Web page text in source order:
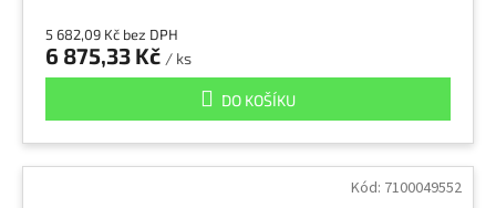
5 682,09 Kč bez DPH
6 875,33 Kč / ks
DO KOŠÍKU
Kód: 7100049552